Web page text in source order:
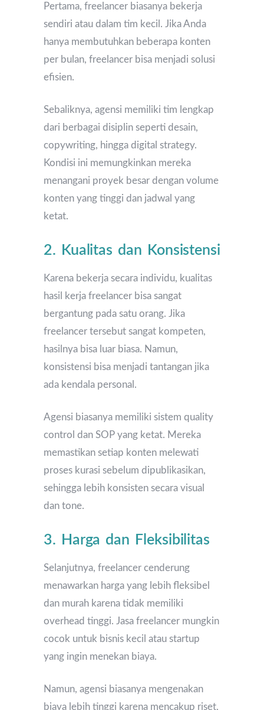
Pertama, freelancer biasanya bekerja
sendiri atau dalam tim kecil. Jika Anda
hanya membutuhkan beberapa konten
per bulan, freelancer bisa menjadi solusi
efisien.
Sebaliknya, agensi memiliki tim lengkap
dari berbagai disiplin seperti desain,
copywriting, hingga digital strategy.
Kondisi ini memungkinkan mereka
menangani proyek besar dengan volume
konten yang tinggi dan jadwal yang
ketat.
2. Kualitas dan Konsistensi
Karena bekerja secara individu, kualitas
hasil kerja freelancer bisa sangat
bergantung pada satu orang. Jika
freelancer tersebut sangat kompeten,
hasilnya bisa luar biasa. Namun,
konsistensi bisa menjadi tantangan jika
ada kendala personal.
Agensi biasanya memiliki sistem quality
control dan SOP yang ketat. Mereka
memastikan setiap konten melewati
proses kurasi sebelum dipublikasikan,
sehingga lebih konsisten secara visual
dan tone.
3. Harga dan Fleksibilitas
Selanjutnya, freelancer cenderung
menawarkan harga yang lebih fleksibel
dan murah karena tidak memiliki
overhead tinggi. Jasa freelancer mungkin
cocok untuk bisnis kecil atau startup
yang ingin menekan biaya.
Namun, agensi biasanya mengenakan
biaya lebih tinggi karena mencakup riset,